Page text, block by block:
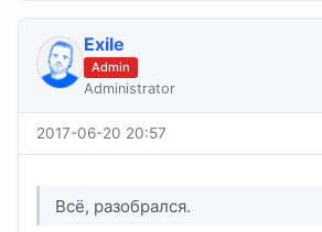
Exile
Admin
Administrator
2017-06-20 20:57
Всё, разобрался.